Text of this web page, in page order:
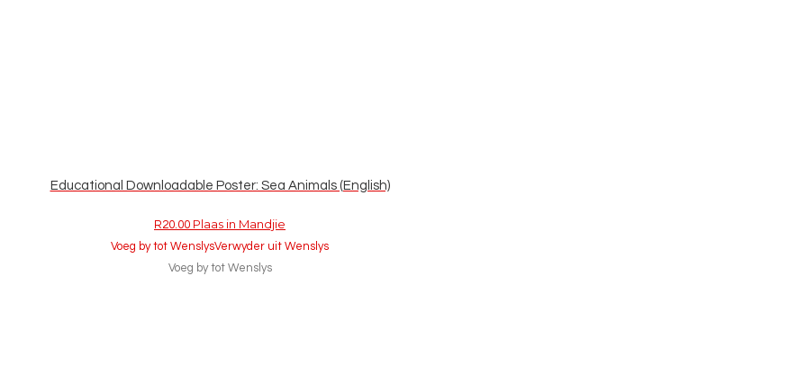
Educational Downloadable Poster: Sea Animals (English)
R20.00 Plaas in Mandjie
Voeg by tot WenslysVerwyder uit Wenslys
Voeg by tot Wenslys